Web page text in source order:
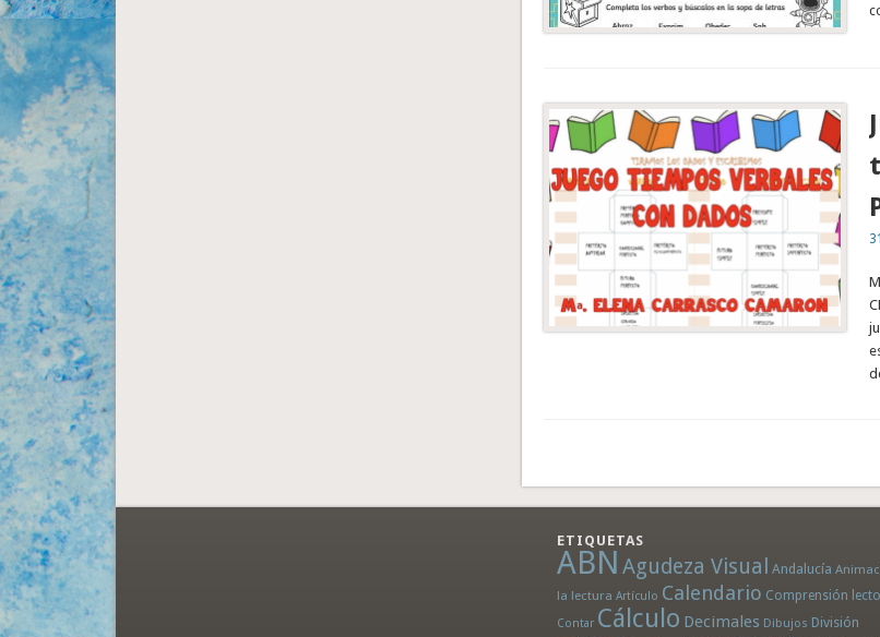
ETIQUETAS
ABN Agudeza Visual Andalucía
la lectura Artículo Calendario Comprensión
Contar Cálculo Decimales Dibujos División